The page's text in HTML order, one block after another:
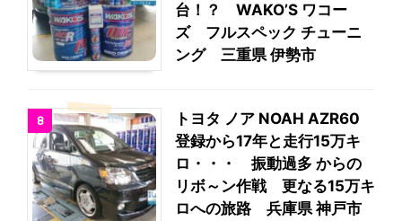
台！？ WAKO’S ワコー
ズ フルスペック チューニ
ング 三重県 伊勢市
8
トヨタ ノア NOAH AZR60
登録から17年と走行15万キ
ロ・・・ 振動過多 からの
リボ～ン作戦 更なる15万キ
ロへの旅路 兵庫県 神戸市